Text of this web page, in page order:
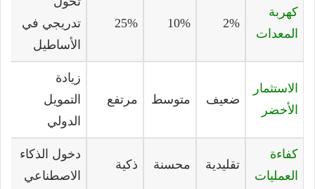
كهربة
المعدات
2%
10%
25%
تدريجي في
الأساطيل
الاستثمار
الأخضر
ضعيف متوسط مرتفع
زيادة
التمويل
الدولي
كفاءة
العمليات
تقليدية محسنة ذكية
دخول الذكاء
الاصطناعي